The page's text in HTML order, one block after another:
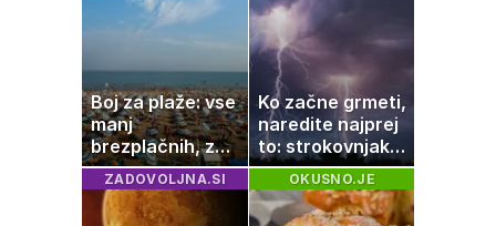
Boj za plaže: vse
manj
brezplačnih, za
ležalnik in
senčnik tudi več
kot 40 evrov
Ko začne grmeti,
naredite najprej
to: strokovnjaki
opozarjajo na
pogosto napako
ZADOVOLJNA.SI OKUSNO.JE